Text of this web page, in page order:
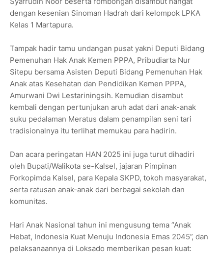
dengan kesenian Sinoman Hadrah dari kelompok LPKA
Kelas 1 Martapura.
‎Tampak hadir tamu undangan pusat yakni Deputi Bidang
Pemenuhan Hak Anak Kemen PPPA, Pribudiarta Nur
Sitepu bersama Asisten Deputi Bidang Pemenuhan Hak
Anak atas Kesehatan dan Pendidikan Kemen PPPA,
Amurwani Dwi Lestariningsih. Kemudian disambut
kembali dengan pertunjukan aruh adat dari anak-anak
suku pedalaman Meratus dalam penampilan seni tari
tradisionalnya itu terlihat memukau para hadirin.
‎Dan acara peringatan HAN 2025 ini juga turut dihadiri
oleh Bupati/Walikota se-Kalsel, jajaran Pimpinan
Forkopimda Kalsel, para Kepala SKPD, tokoh masyarakat,
serta ratusan anak-anak dari berbagai sekolah dan
komunitas.
‎Hari Anak Nasional tahun ini mengusung tema “Anak
Hebat, Indonesia Kuat Menuju Indonesia Emas 2045”, dan
pelaksanaannya di Loksado memberikan pesan kuat: